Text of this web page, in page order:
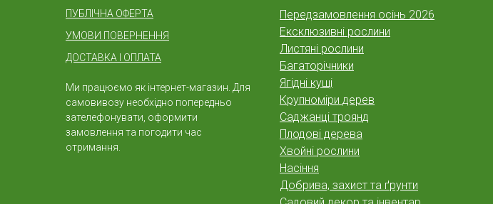
ПУБЛІЧНА ОФЕРТА
УМОВИ ПОВЕРНЕННЯ
ДОСТАВКА І ОПЛАТА
Ми працюємо як інтернет-магазин. Для
самовивозу необхідно попередньо
зателефонувати, оформити
замовлення та погодити час
отримання.
Передзамовлення осінь 2026
Ексклюзивні рослини
Листяні рослини
Багаторічники
Ягідні кущі
Крупноміри дерев
Саджанці троянд
Плодові дерева
Хвойні рослини
Насіння
Добрива, захист та ґрунти